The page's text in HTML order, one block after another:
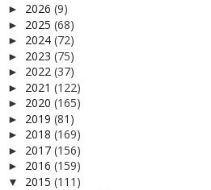
► 2026 (9)
► 2025 (68)
► 2024 (72)
► 2023 (75)
► 2022 (37)
► 2021 (122)
► 2020 (165)
► 2019 (81)
► 2018 (169)
► 2017 (156)
► 2016 (159)
▼ 2015 (111)